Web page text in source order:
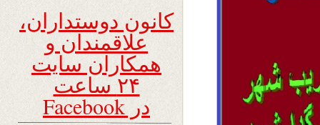
کانون دوستداران،
علاقمندان و
همکاران سایت
۲۴ ساعت
در Facebook